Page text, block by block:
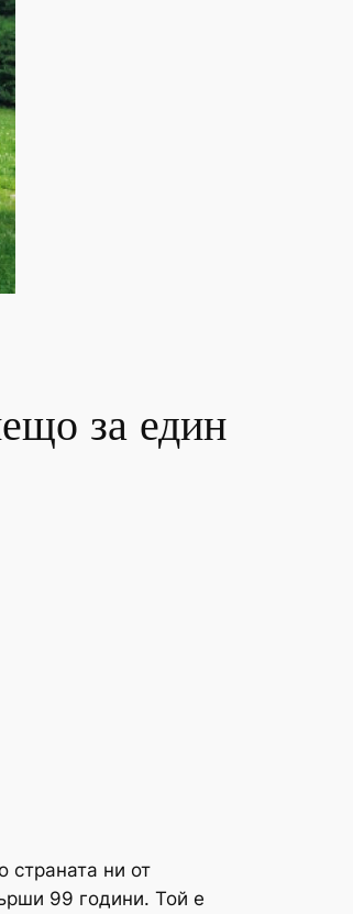
за един
страната ни от
99 години. Той е